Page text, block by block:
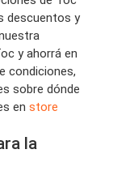
descuentos y
y ahorrá en
condiciones,
sobre dónde
en store
la